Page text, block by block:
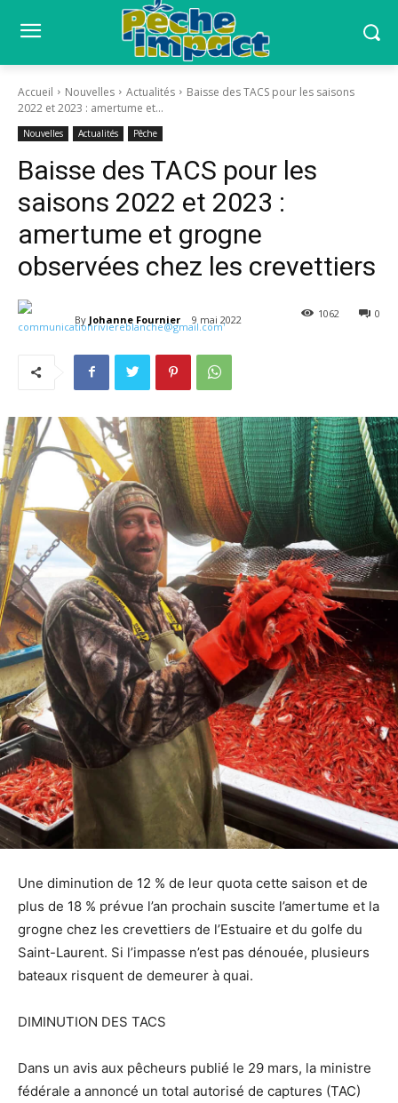
Accueil Nouvelles Actualités
Baisse des TACS pour les saisons
2022 et 2023 : amertume et...
Nouvelles Actualités Pêche
Baisse des TACS pour les
saisons 2022 et 2023 :
amertume et grogne
observées chez les crevettiers
By Johanne Fournier 9 mai 2022 0
1062
Une diminution de 12 % de leur quota cette saison et de
plus de 18 % prévue l’an prochain suscite l’amertume et la
grogne chez les crevettiers de l’Estuaire et du golfe du
Saint-Laurent. Si l’impasse n’est pas dénouée, plusieurs
bateaux risquent de demeurer à quai.
DIMINUTION DES TACS
Dans un avis aux pêcheurs publié le 29 mars, la ministre
fédérale a annoncé un total autorisé de captures (TAC)